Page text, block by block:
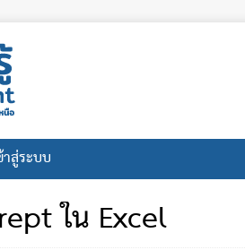
าสู่ระบบ
ใน Excel